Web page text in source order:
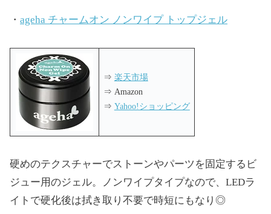
・ ageha チャームオン ノンワイプ トップジェル
⇒ 楽天市場
⇒ Amazon
⇒ Yahoo!ショッピング
硬めのテクスチャーでストーンやパーツを固定するビ
ジュー用のジェル。ノンワイプタイプなので、LEDラ
イトで硬化後は拭き取り不要で時短にもなり◎